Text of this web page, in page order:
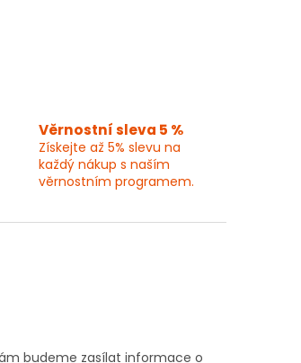
Věrnostní sleva 5 %
Získejte až 5% slevu na
každý nákup s naším
věrnostním programem.
budeme zasílat informace o